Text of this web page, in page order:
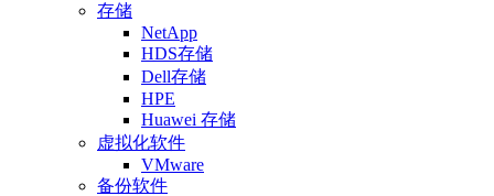
存储
NetApp
HDS存储
Dell存储
HPE
Huawei 存储
虚拟化软件
VMware
备份软件